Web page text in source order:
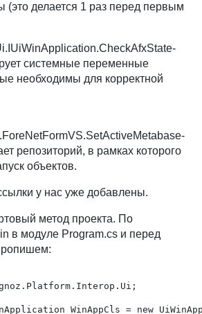
делается 1 раз перед первым
системные переменные
необходимы для корректной
репозиторий, в рамках которого
объектов.
у нас уже добавлены.
метод проекта. По
в модуле Program.cs и перед